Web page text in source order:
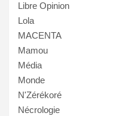
Libre Opinion
Lola
MACENTA
Mamou
Média
Monde
N'Zérékoré
Nécrologie